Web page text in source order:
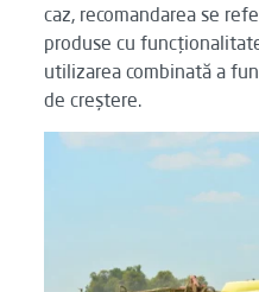
caz, recomandarea se
produse cu
utilizarea combinată a
de creștere.